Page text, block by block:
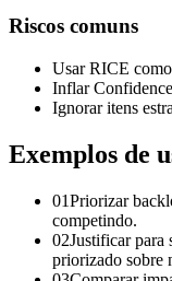
Riscos comuns
Usar RICE
Inflar
Ignorar itens
Exemplos de
01Priorizar
competindo.
02Justificar para
priorizado sobre